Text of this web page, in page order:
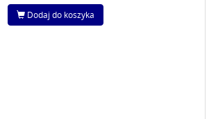
Dodaj do koszyka